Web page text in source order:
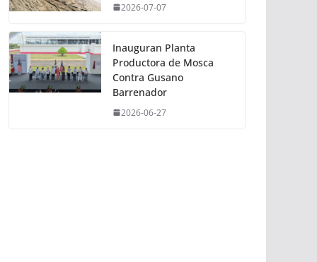
2026-07-07
Inauguran Planta
Productora de Mosca
Contra Gusano
Barrenador
2026-06-27